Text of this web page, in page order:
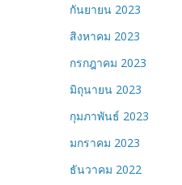
กันยายน 2023
สิงหาคม 2023
กรกฎาคม 2023
มิถุนายน 2023
กุมภาพันธ์ 2023
มกราคม 2023
ธันวาคม 2022